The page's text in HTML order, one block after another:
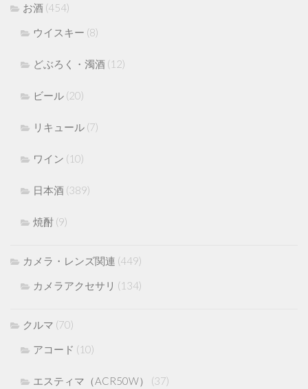
お酒 (454)
ウイスキー (8)
どぶろく・濁酒 (12)
ビール (20)
リキュール (7)
ワイン (10)
日本酒 (389)
焼酎 (9)
カメラ・レンズ関連 (449)
カメラアクセサリ (134)
クルマ (70)
アコード (10)
エスティマ（ACR50W） (37)